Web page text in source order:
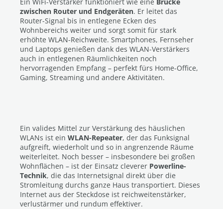
zwischen Router und Endgeräten. Er leitet das
Router-Signal bis in entlegene Ecken des
Wohnbereichs weiter und sorgt somit für stark
erhöhte WLAN-Reichweite. Smartphones, Fernseher
und Laptops genießen dank des WLAN-Verstärkers
auch in entlegenen Räumlichkeiten noch
hervorragenden Empfang – perfekt fürs Home-Office,
Gaming, Streaming und andere Aktivitäten.
Ein valides Mittel zur Verstärkung des häuslichen
WLANs ist ein WLAN-Repeater, der das Funksignal
aufgreift, wiederholt und so in angrenzende Räume
weiterleitet. Noch besser – insbesondere bei großen
Wohnflächen – ist der Einsatz cleverer Powerline-
Technik, die das Internetsignal direkt über die
Stromleitung durchs ganze Haus transportiert. Dieses
Internet aus der Steckdose ist reichweitenstärker,
verlustärmer und rundum effektiver.